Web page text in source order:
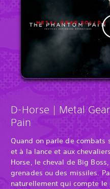
D-Horse | Metal
Pain
Quand on parle de combats
et à la lance et aux
Horse, le cheval de Big
grenades ou des missiles.
naturellement qui compte le